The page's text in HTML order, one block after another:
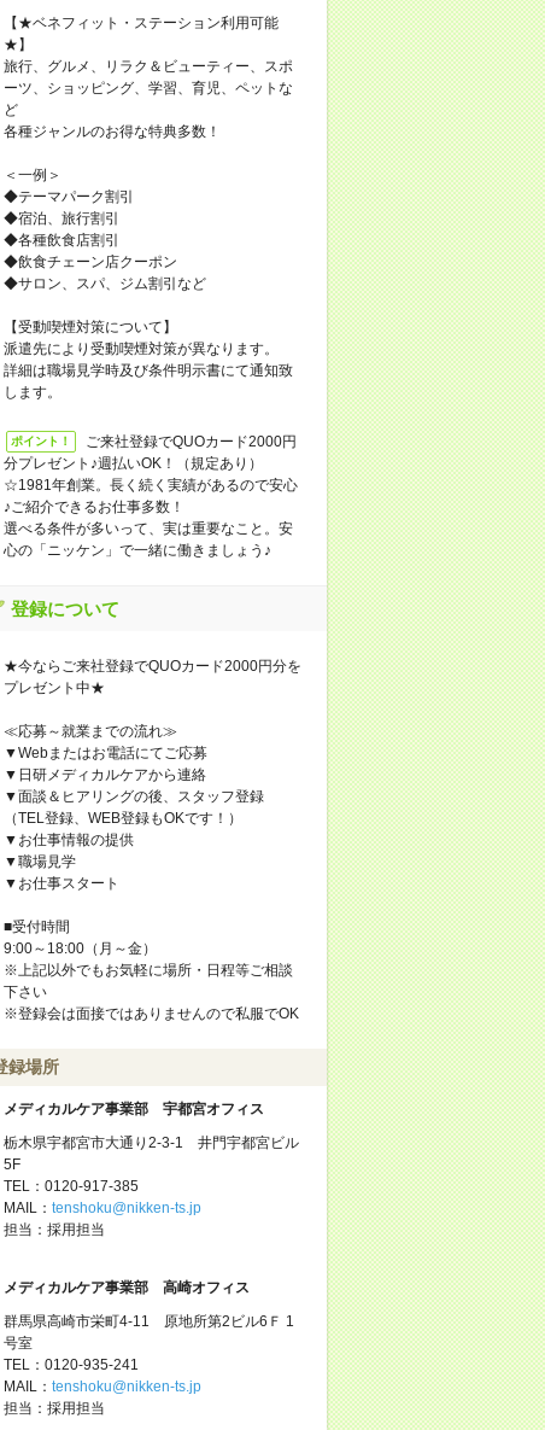
【★ベネフィット・ステーション利用可能
★】
旅行、グルメ、リラク＆ビューティー、スポ
ーツ、ショッピング、学習、育児、ペットな
ど
各種ジャンルのお得な特典多数！
＜一例＞
◆テーマパーク割引
◆宿泊、旅行割引
◆各種飲食店割引
◆飲食チェーン店クーポン
◆サロン、スパ、ジム割引など
【受動喫煙対策について】
派遣先により受動喫煙対策が異なります。
詳細は職場見学時及び条件明示書にて通知致
します。
ポイント！
ご来社登録でQUOカード2000円
分プレゼント♪週払いOK！（規定あり）
☆1981年創業。長く続く実績があるので安心
♪ご紹介できるお仕事多数！
選べる条件が多いって、実は重要なこと。安
心の「ニッケン」で一緒に働きましょう♪
登録について
★今ならご来社登録でQUOカード2000円分を
プレゼント中★
≪応募～就業までの流れ≫
▼Webまたはお電話にてご応募
▼日研メディカルケアから連絡
▼面談＆ヒアリングの後、スタッフ登録
（TEL登録、WEB登録もOKです！）
▼お仕事情報の提供
▼職場見学
▼お仕事スタート
■受付時間
9:00～18:00（月～金）
※上記以外でもお気軽に場所・日程等ご相談
下さい
※登録会は面接ではありませんので私服でOK
録場所
メディカルケア事業部 宇都宮オフィス
栃木県宇都宮市大通り2-3-1 井門宇都宮ビル
5F
TEL：0120-917-385
MAIL： tenshoku@nikken-ts.jp
担当：採用担当
メディカルケア事業部 高崎オフィス
群馬県高崎市栄町4-11 原地所第2ビル6Ｆ 1
号室
TEL：0120-935-241
MAIL： tenshoku@nikken-ts.jp
担当：採用担当